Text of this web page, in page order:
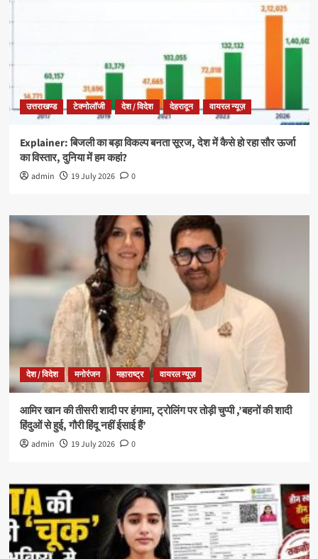
उत्तराखण्ड टेक्नोलॉजी देश / विदेश देहरादून वायरल न्यूज़
Explainer: बिजली का बड़ा विकल्प बनता सूरज, देश में कैसे हो रहा सौर ऊर्जा
का विस्तार, दुनिया में हम कहां?
admin 19 July 2026 0
देश / विदेश मनोरंजन महाराष्ट्र वायरल न्यूज़
आमिर खान की तीसरी शादी पर हंगामा, ट्रोलिंग पर तोड़ी चुप्पी ,’बहनों की शादी
हिंदुओं से हुई, गौरी हिंदू नहीं ईसाई हैं’
admin 19 July 2026 0